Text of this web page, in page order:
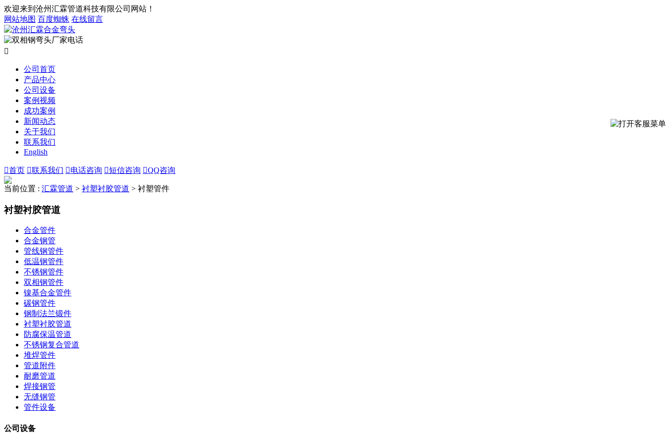
欢迎来到沧州汇霖管道科技有限公司网站！
网站地图 百度蜘蛛 在线留言

公司首页
产品中心
公司设备
案例视频
成功案例
新闻动态
关于我们
联系我们
English
首页 联系我们 电话咨询 短信咨询 QQ咨询
当前位置 : 汇霖管道 > 衬塑衬胶管道 > 衬塑管件
衬塑衬胶管道
合金管件
合金钢管
管线钢管件
低温钢管件
不锈钢管件
双相钢管件
镍基合金管件
碳钢管件
钢制法兰锻件
衬塑衬胶管道
防腐保温管道
不锈钢复合管道
堆焊管件
管道附件
耐磨管道
焊接钢管
无缝钢管
管件设备
公司设备